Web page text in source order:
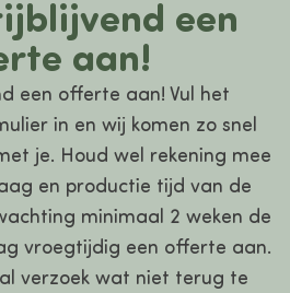
een
aan!
een offerte aan! Vul het
in en wij komen zo snel
je. Houd wel rekening mee
en productie tijd van de
minimaal 2 weken de
vroegtijdig een offerte aan.
verzoek wat niet terug te